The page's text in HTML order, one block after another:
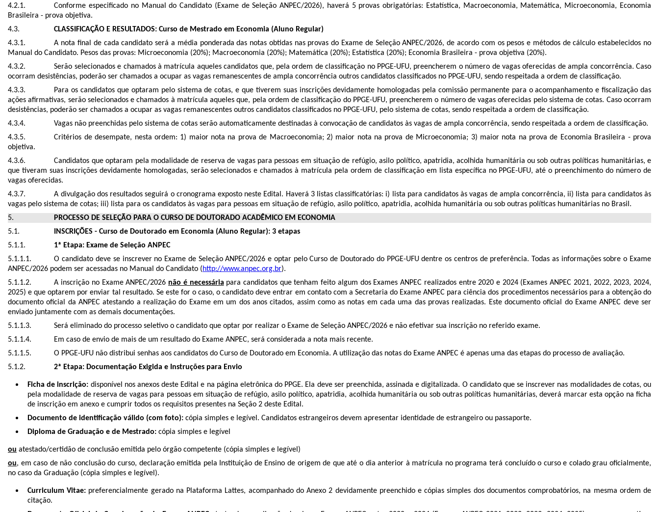
Conforme especificado no Manual do Candidato (Exame de Seleção ANPEC/2026), haverá 5 provas obrigatórias: Estatística, Macroeconomia, Matemática, Microeconomia, Economia
Brasileira - prova objetiva.
CLASSIFICAÇÃO E RESULTADOS: Curso de Mestrado em Economia (Aluno Regular)
A nota final de cada candidato será a média ponderada das notas obtidas nas provas do Exame de Seleção ANPEC/2026, de acordo com os pesos e métodos de cálculo estabelecidos no
Manual do Candidato. Pesos das provas: Microeconomia (20%); Macroeconomia (20%); Matemática (20%); Estatística (20%); Economia Brasileira - prova objetiva (20%).
Serão selecionados e chamados à matrícula aqueles candidatos que, pela ordem de classificação no PPGE-UFU, preencherem o número de vagas oferecidas de ampla concorrência. Caso
ocorram desistências, poderão ser chamados a ocupar as vagas remanescentes de ampla concorrência outros candidatos classificados no PPGE-UFU, sendo respeitada a ordem de classificação.
Para os candidatos que optaram pelo sistema de cotas, e que tiverem suas inscrições devidamente homologadas pela comissão permanente para o acompanhamento e fiscalização das
ações afirmativas, serão selecionados e chamados à matrícula aqueles que, pela ordem de classificação do PPGE-UFU, preencherem o número de vagas oferecidas pelo sistema de cotas. Caso ocorram
desistências, poderão ser chamados a ocupar as vagas remanescentes outros candidatos classificados no PPGE-UFU, pelo sistema de cotas, sendo respeitada a ordem de classificação.
Vagas não preenchidas pelo sistema de cotas serão automaticamente destinadas à convocação de candidatos às vagas de ampla concorrência, sendo respeitada a ordem de classificação.
Critérios de desempate, nesta ordem: 1) maior nota na prova de Macroeconomia; 2) maior nota na prova de Microeconomia; 3) maior nota na prova de Economia Brasileira - prova
objetiva.
Candidatos que optaram pela modalidade de reserva de vagas para pessoas em situação de refúgio, asilo político, apatridia, acolhida humanitária ou sob outras políticas humanitárias, e
que tiveram suas inscrições devidamente homologadas, serão selecionados e chamados à matrícula pela ordem de classificação em lista específica no PPGE-UFU, até o preenchimento do número de
vagas oferecidas.
A divulgação dos resultados seguirá o cronograma exposto neste Edital. Haverá 3 listas classificatórias: i) lista para candidatos às vagas de ampla concorrência, ii) lista para candidatos às
vagas pelo sistema de cotas; iii) lista para os candidatos às vagas para pessoas em situação de refúgio, asilo político, apatridia, acolhida humanitária ou sob outras políticas humanitárias no Brasil.
PROCESSO DE SELEÇÃO PARA O CURSO DE DOUTORADO ACADÊMICO EM ECONOMIA
INSCRIÇÕES - Curso de Doutorado em Economia (Aluno Regular): 3 etapas
1ª Etapa: Exame de Seleção ANPEC
O candidato deve se inscrever no Exame de Seleção ANPEC/2026 e optar pelo Curso de Doutorado do PPGE-UFU dentre os centros de preferência. Todas as informações sobre o Exame
ANPEC/2026 podem ser acessadas no Manual do Candidato (http://www.anpec.org.br).
A inscrição no Exame ANPEC/2026 não é necessária para candidatos que tenham feito algum dos Exames ANPEC realizados entre 2020 e 2024 (Exames ANPEC 2021, 2022, 2023, 2024,
2025) e que optarem por enviar tal resultado. Se este for o caso, o candidato deve entrar em contato com a Secretaria do Exame ANPEC para ciência dos procedimentos necessários para a obtenção do
documento oficial da ANPEC atestando a realização do Exame em um dos anos citados, assim como as notas em cada uma das provas realizadas. Este documento oficial do Exame ANPEC deve ser
enviado juntamente com as demais documentações.
Será eliminado do processo seletivo o candidato que optar por realizar o Exame de Seleção ANPEC/2026 e não efetivar sua inscrição no referido exame.
Em caso de envio de mais de um resultado do Exame ANPEC, será considerada a nota mais recente.
O PPGE-UFU não distribui senhas aos candidatos do Curso de Doutorado em Economia. A utilização das notas do Exame ANPEC é apenas uma das etapas do processo de avaliação.
2ª Etapa: Documentação Exigida e Instruções para Envio
Ficha de inscrição: disponível nos anexos deste Edital e na página eletrônica do PPGE. Ela deve ser preenchida, assinada e digitalizada. O candidato que se inscrever nas modalidades de cotas, ou
pela modalidade de reserva de vagas para pessoas em situação de refúgio, asilo político, apatridia, acolhida humanitária ou sob outras políticas humanitárias, deverá marcar esta opção na ficha
de inscrição em anexo e cumprir todos os requisitos presentes na Seção 2 deste Edital.
Documento de identificação válido (com foto): cópia simples e legível. Candidatos estrangeiros devem apresentar identidade de estrangeiro ou passaporte.
Diploma de Graduação e de Mestrado: cópia simples e legível
ou atestado/certidão de conclusão emitida pelo órgão competente (cópia simples e legível)
ou, em caso de não conclusão do curso, declaração emitida pela Instituição de Ensino de origem de que até o dia anterior à matrícula no programa terá concluído o curso e colado grau oficialmente,
no caso da Graduação (cópia simples e legível).
Curriculum Vitae: preferencialmente gerado na Plataforma Lattes, acompanhado do Anexo 2 devidamente preenchido e cópias simples dos documentos comprobatórios, na mesma ordem de
citação.